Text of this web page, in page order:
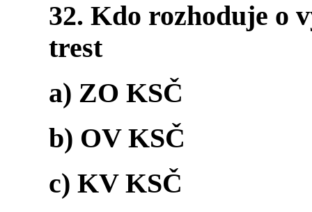
32. Kdo rozhoduje o
trest
a) ZO KSČ
b) OV KSČ
c) KV KSČ